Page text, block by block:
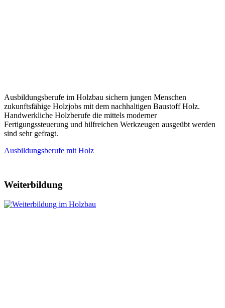
Ausbildungsberufe im Holzbau sichern jungen Menschen
zukunftsfähige Holzjobs mit dem nachhaltigen Baustoff Holz.
Handwerkliche Holzberufe die mittels moderner
Fertigungssteuerung und hilfreichen Werkzeugen ausgeübt werden
sind sehr gefragt.
Ausbildungsberufe mit Holz
Weiterbildung